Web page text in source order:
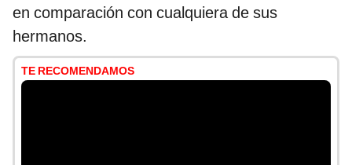
en comparación con cualquiera de sus
hermanos.
TE RECOMENDAMOS